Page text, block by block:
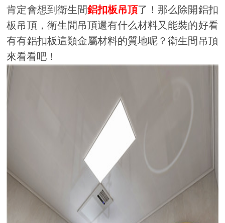
肯定會想到衛生間鋁扣板吊頂了！那么除開鋁扣
板吊頂，衛生間吊頂還有什么材料又能裝的好看
有有鋁扣板這類金屬材料的質地呢？衛生間吊頂
來看看吧！